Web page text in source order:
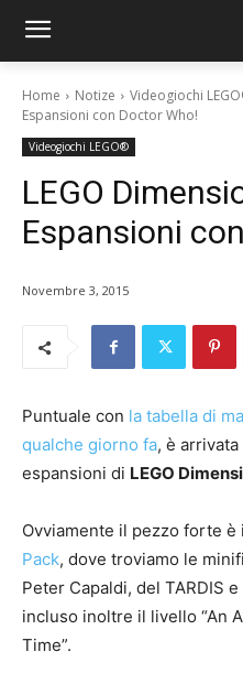
Home Notize Videogiochi
Espansioni con Doctor Who!
Videogiochi LEGO®
LEGO
Espansioni
Novembre 3, 2015
Puntuale con la tabella di
qualche giorno fa, è
espansioni di LEGO
Ovviamente il pezzo forte è
Pack, dove troviamo le
Peter Capaldi, del TARDIS
incluso inoltre il livello “An
Time”.